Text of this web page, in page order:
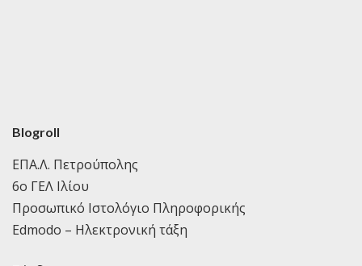
Blogroll
ΕΠΑ.Λ. Πετρούπολης
6ο ΓΕΛ Ιλίου
Προσωπικό Ιστολόγιο Πληροφορικής
Edmodo – Ηλεκτρονική τάξη